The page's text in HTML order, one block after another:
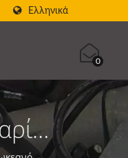
Ελληνικά
0